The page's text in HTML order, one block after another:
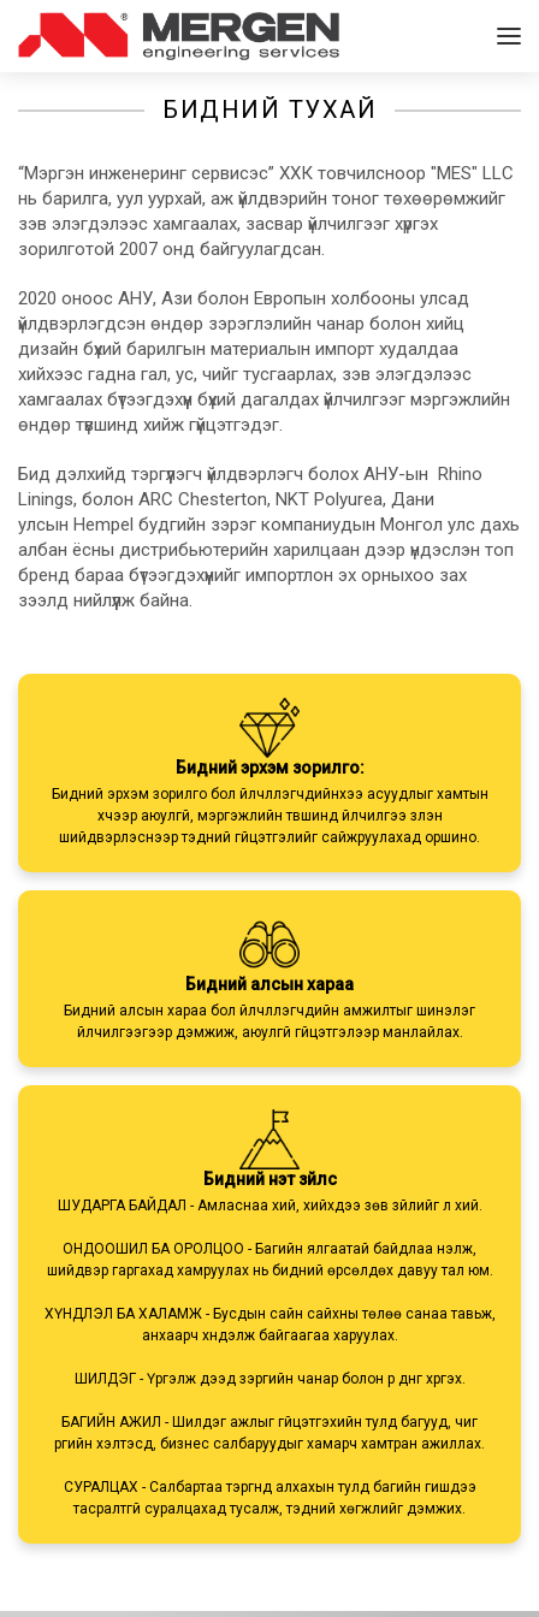
БИДНИЙ ТУХАЙ
“Мэргэн инженеринг сервисэс” ХХК товчилсноор "MES" LLC
нь барилга, уул уурхай, аж үйлдвэрийн тоног төхөөрөмжийг
зэв элэгдэлээс хамгаалах, засвар үйлчилгээг хүргэх
зорилготой 2007 онд байгуулагдсан.
2020 оноос АНУ, Ази болон Европын холбооны улсад
үйлдвэрлэгдсэн өндөр зэрэглэлийн чанар болон хийц
дизайн бүхий барилгын материалын импорт худалдаа
хийхээс гадна гал, ус, чийг тусгаарлах, зэв элэгдэлээс
хамгаалах бүтээгдэхүүн бүхий дагалдах үйлчилгээг мэргэжлийн
өндөр түвшинд хийж гүйцэтгэдэг.
Бид дэлхийд тэргүүлэгч үйлдвэрлэгч болох АНУ-ын Rhino
Linings, болон ARC Chesterton, NKT Polyurea, Дани
улсын Hempel будгийн зэрэг компаниудын Монгол улс дахь
албан ёсны дистрибьютерийн харилцаан дээр үндэслэн топ
бренд бараа бүтээгдэхүүнийг импортлон эх орныхоо зах
зээлд нийлүүлж байна.
Бидний эрхэм зорилго:
Бидний эрхэм зорилго бол үйлчлүүлэгчдийнхээ асуудлыг хамтын
хүчээр аюулгүй, мэргэжлийн түвшинд үйлчилгээ үзүүлэн
шийдвэрлэснээр тэдний гүйцэтгэлийг сайжруулахад оршино.
Бидний алсын хараа
Бидний алсын хараа бол үйлчлүүлэгчдийн амжилтыг шинэлэг
үйлчилгээгээр дэмжиж, аюулгүй гүйцэтгэлээр манлайлах.
Бидний үнэт зүйлс
ШУДАРГА БАЙДАЛ - Амласнаа хий, хийхдээ зөв зүйлийг л хий.
ОНДООШИЛ БА ОРОЛЦОО - Багийн ялгаатай байдлаа үнэлж,
шийдвэр гаргахад хамруулах нь бидний өрсөлдөх давуу тал юм.
ХҮНДЛЭЛ БА ХАЛАМЖ - Бусдын сайн сайхны төлөө санаа тавьж,
анхаарч хүндэлж байгаагаа харуулах.
ШИЛДЭГ - Үргэлж дээд зэргийн чанар болон үр дүнг хүргэх.
БАГИЙН АЖИЛ - Шилдэг ажлыг гүйцэтгэхийн тулд багууд, чиг
үүргийн хэлтэсүүд, бизнес салбаруудыг хамарч хамтран ажиллах.
СУРАЛЦАХ - Салбартаа тэргүүнд алхахын тулд багийн гишүүдээ
тасралтгүй суралцахад тусалж, тэдний хөгжлийг дэмжих.